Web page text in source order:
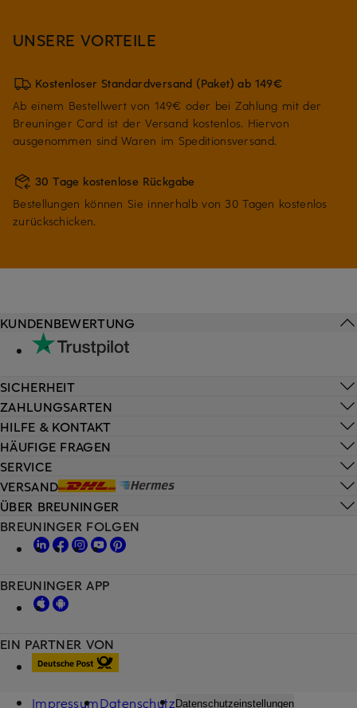
UNSERE VORTEILE
Kostenloser Standardversand (Paket) ab 149€
Ab einem Bestellwert von 149€ oder bei Zahlung mit der
Breuninger Card ist der Versand kostenlos. Hiervon
ausgenommen sind Waren im Speditionsversand.
30 Tage kostenlose Rückgabe
Bestellungen können Sie innerhalb von 30 Tagen kostenlos
zurückschicken.
HILFE & KONTAKT
HÄUFIGE FRAGEN
SERVICE
VERSAND
KUNDENBEWERTUNG
SICHERHEIT
ZAHLUNGSARTEN
ÜBER BREUNINGER
EIN PARTNER VON
BREUNINGER FOLGEN
BREUNINGER APP
ImpressumDatenschutzDatenschutzeinstellungen